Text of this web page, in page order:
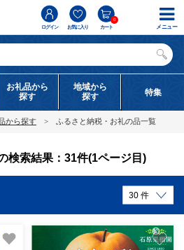
ログイン お気に入り カート
0
お礼品から
探す
地域から
探す
特集
から探す ふるさと納税・お礼の品一覧
検索結果：31件(1ページ目)
メニュー